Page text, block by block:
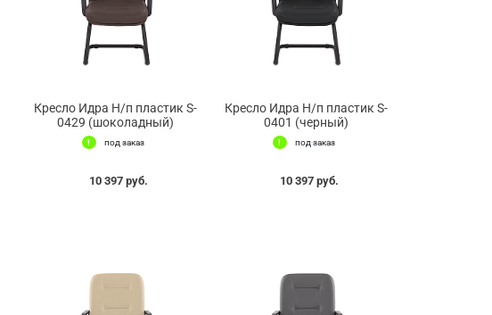
Кресло Идра Н/п пластик S-
0429 (шоколадный)
под заказ
10 397 руб.
Кресло Идра Н/п пластик S-
0401 (черный)
под заказ
10 397 руб.